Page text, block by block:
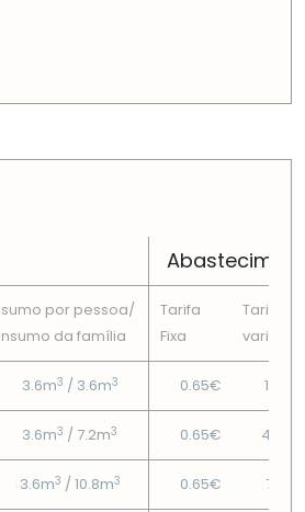
por pessoa/
da famí­lia
Tarifa
Fixa
Tarifa
variável
3.6m3 / 3.6m3 0.65€ 1.67€
3.6m3 / 7.2m3 0.65€ 4.36€
3.6m3 / 10.8m3 0.65€ 7.71€